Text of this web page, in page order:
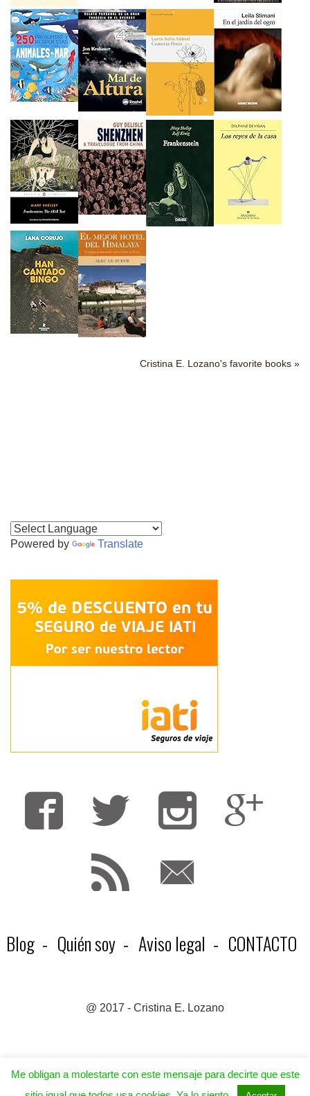
Cristina E. Lozano's favorite books »
Powered by Translate
Blog Quién soy Aviso legal CONTACTO
@ 2017 - Cristina E. Lozano
Me obligan a molestarte con este mensaje para decirte que este